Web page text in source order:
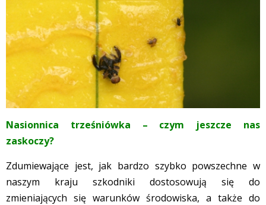
Nasionnica trześniówka – czym jeszcze nas
zaskoczy?
Zdumiewające jest, jak bardzo szybko powszechne w
naszym kraju szkodniki dostosowują się do
zmieniających się warunków środowiska, a także do